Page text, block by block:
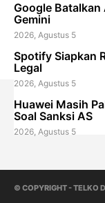
Google
Gemini
2026, Agustus 5
Spotify Siapkan
Legal
2026, Agustus 5
Huawei Masih
Soal Sanksi AS
2026, Agustus 5
© COPYRIGHT - TELKO